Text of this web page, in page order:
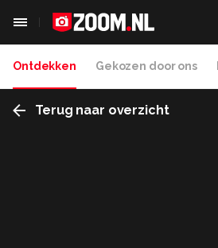
Ontdekken Gekozen door ons
Terug naar overzicht